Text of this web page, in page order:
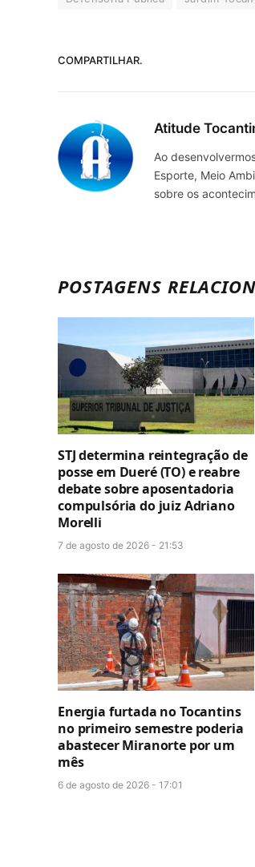
COMPARTILHAR.
Atitude
Ao
Esporte, Meio
sobre os
POSTAGENS
STJ determina reintegração de
posse em Dueré (TO) e reabre
debate sobre aposentadoria
compulsória do juiz Adriano
Morelli
7 de agosto de 2026 - 21:53
Energia furtada no Tocantins
no primeiro semestre poderia
abastecer Miranorte por um
mês
6 de agosto de 2026 - 17:01